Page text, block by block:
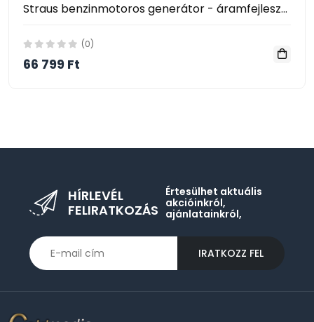
Straus benzinmotoros generátor - áramfejlesztő GGT3003 8500W 196ccm 6,5LE
(0)
66 799 Ft
HÍRLEVÉL
FELIRATKOZÁS
Értesülhet aktuális
akcióinkról,
ajánlatainkról,
IRATKOZZ FEL